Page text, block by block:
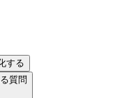
する
質問